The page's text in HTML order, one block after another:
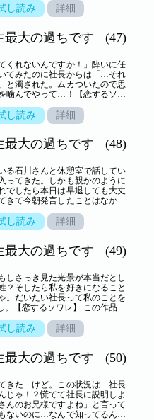
し読み 詳細
最大の過ちです (47)
くれないんですか！」酔いに任
てみたのに社長からは「…それ
と濁された。ムカついたので思
噛んでやって…！【恋するソワ
し読み 詳細
最大の過ちです (48)
る石川さんと休憩室で話してい
ってきた。しかも親かのように
でしたら本日は早退しても大丈
きて今朝発言したことはなかっ
レ」2022年Vol．2に収録されて
し読み 詳細
最大の過ちです (49)
しさっき見た光景が本当だとし
？そしたら私を好きになること
。だいたい社長って私のことを
。【恋するソワレ】 この作品は
し読み 詳細
最大の過ちです (50)
きた…けど。この状況は…社長
じゃ！？慌てて社長に説明しよ
んのお兄様ですよね」と言って
ないのに…なんで知ってるんだ